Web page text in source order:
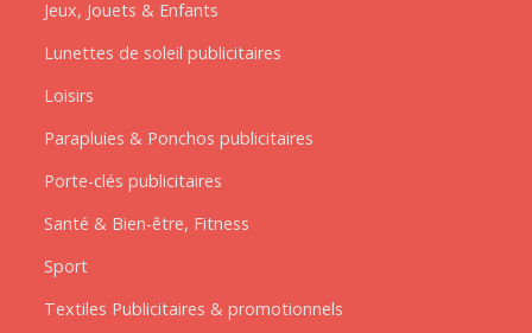
Jeux, Jouets & Enfants
Lunettes de soleil publicitaires
Loisirs
Parapluies & Ponchos publicitaires
Porte-clés publicitaires
Santé & Bien-être, Fitness
Sport
Textiles Publicitaires & promotionnels